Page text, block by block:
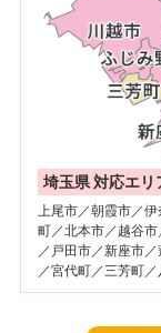
埼玉県 対応エリ
上尾市／朝霞市／
町／北本市／越谷
／戸田市／新座市
／宮代町／三芳町